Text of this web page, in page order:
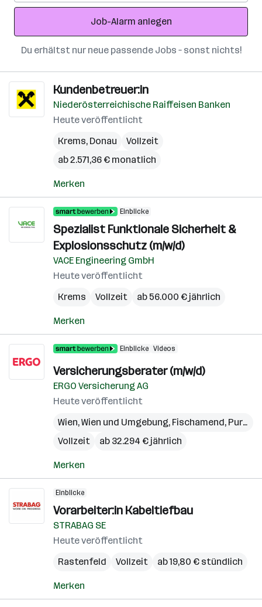
Adresse
Job-Alarm anlegen
Du erhältst nur neue passende Jobs – sonst nichts!
Kundenbetreuer:in
Niederösterreichische Raiffeisen Banken
Heute veröffentlicht
Krems, Donau
Vollzeit
ab 2.571,36 € monatlich
Merken
Einblicke
Spezialist Funktionale Sicherheit &
Explosionsschutz (m/w/d)
VACE Engineering GmbH
Heute veröffentlicht
Krems
Vollzeit ab 56.000 € jährlich
Merken
Einblicke Videos
Versicherungsberater (m/w/d)
ERGO Versicherung AG
Heute veröffentlicht
Wien,Wien und Umgebung, Fischamend, Purkersdorf
Vollzeit
ab 32.294 € jährlich
Merken
Einblicke
Vorarbeiter:in Kabeltiefbau
STRABAG SE
Heute veröffentlicht
Rastenfeld
Vollzeit ab 19,80 € stündlich
Merken